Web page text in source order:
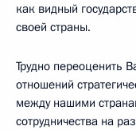
как видный
своей страны.
Трудно переоценить
отношений
между нашими
сотрудничества на